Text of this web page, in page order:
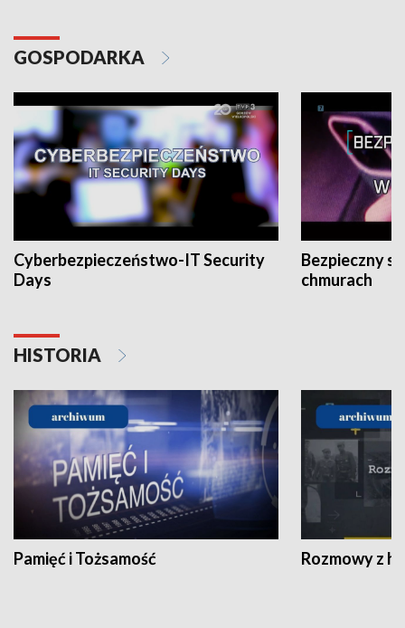
GOSPODARKA
Cyberbezpieczeństwo-IT Security
Days
Bezpieczny
chmurach
HISTORIA
Pamięć i Tożsamość Rozmowy z